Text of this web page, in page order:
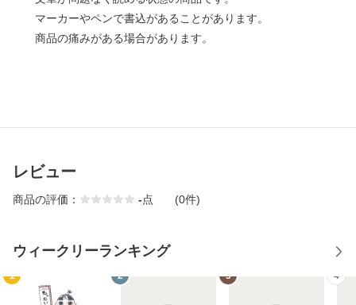
マーカーやペンで書込があることがあります。
商品の痛みがある場合があります。
レビュー
商品の評価： -点 (0件)
ウィークリーランキング
1 2 3 4